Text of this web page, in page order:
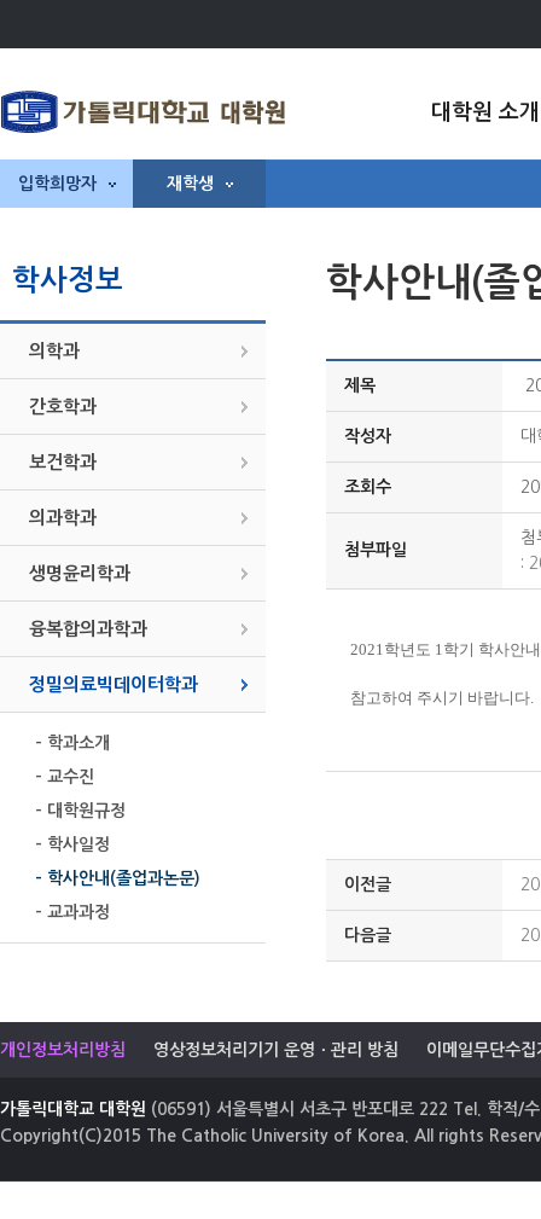
대학원 소개
입학희망자 재학생
학사정보
의학과
간호학과
보건학과
의과학과
생명윤리학과
융복합의과학과
정밀의료빅데이터학과
- 학과소개
- 교수진
- 대학원규정
- 학사일정
- 학사안내(졸업과논문)
- 교과과정
학사안내(졸
제목
작성자 대
조회수
첨부파일
첨
:
2021학년도 1학기 학사안
참고하여 주시기 바랍니다.
이전글
다음글
개인정보처리방침 영상정보처리기기 운영ㆍ관리 방침 이메일무단수집
가톨릭대학교 대학원 (06591) 서울특별시 서초구 반포대로 222 Tel. 학적/
Copyright(C)2015 The Catholic University of Korea. All rights